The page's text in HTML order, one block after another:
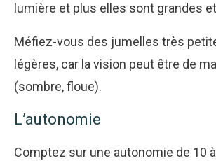
lumière et plus elles sont grandes
Méfiez-vous des jumelles très
légères, car la vision peut être de
(sombre, floue).
L’autonomie
Comptez sur une autonomie de 10